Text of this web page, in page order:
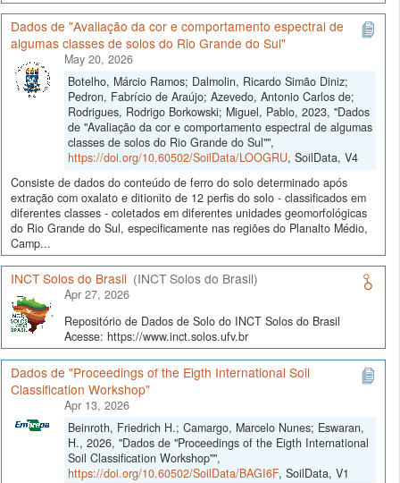
Dados de "Avaliação da cor e comportamento espectral de
algumas classes de solos do Rio Grande do Sul"
May 20, 2026
Botelho, Márcio Ramos; Dalmolin, Ricardo Simão Diniz;
Pedron, Fabrício de Araújo; Azevedo, Antonio Carlos de;
Rodrigues, Rodrigo Borkowski; Miguel, Pablo, 2023, "Dados
de "Avaliação da cor e comportamento espectral de algumas
classes de solos do Rio Grande do Sul"",
https://doi.org/10.60502/SoilData/LOOGRU, SoilData, V4
Consiste de dados do conteúdo de ferro do solo determinado após
extração com oxalato e ditionito de 12 perfis do solo - classificados em
diferentes classes - coletados em diferentes unidades geomorfológicas
do Rio Grande do Sul, especificamente nas regiões do Planalto Médio,
Camp...
INCT Solos do Brasil (INCT Solos do Brasil)
Apr 27, 2026
Repositório de Dados de Solo do INCT Solos do Brasil
Acesse: https://www.inct.solos.ufv.br
Dados de "Proceedings of the Eigth International Soil
Classification Workshop"
Apr 13, 2026
Beinroth, Friedrich H.; Camargo, Marcelo Nunes; Eswaran,
H., 2026, "Dados de "Proceedings of the Eigth International
Soil Classification Workshop"",
https://doi.org/10.60502/SoilData/BAGI6F, SoilData, V1